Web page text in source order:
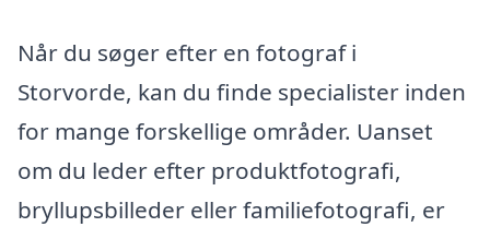
Når du søger efter en fotograf i
Storvorde, kan du finde specialister inden
for mange forskellige områder. Uanset
om du leder efter produktfotografi,
bryllupsbilleder eller familiefotografi, er